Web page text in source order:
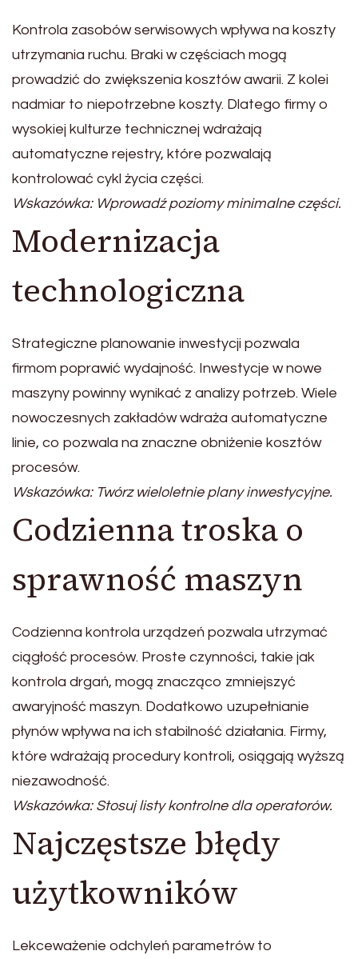
Kontrola zasobów serwisowych wpływa na koszty
utrzymania ruchu. Braki w częściach mogą
prowadzić do zwiększenia kosztów awarii. Z kolei
nadmiar to niepotrzebne koszty. Dlatego firmy o
wysokiej kulturze technicznej wdrażają
automatyczne rejestry, które pozwalają
kontrolować cykl życia części.
Wskazówka: Wprowadź poziomy minimalne części.
Modernizacja
technologiczna
Strategiczne planowanie inwestycji pozwala
firmom poprawić wydajność. Inwestycje w nowe
maszyny powinny wynikać z analizy potrzeb. Wiele
nowoczesnych zakładów wdraża automatyczne
linie, co pozwala na znaczne obniżenie kosztów
procesów.
Wskazówka: Twórz wieloletnie plany inwestycyjne.
Codzienna troska o
sprawność maszyn
Codzienna kontrola urządzeń pozwala utrzymać
ciągłość procesów. Proste czynności, takie jak
kontrola drgań, mogą znacząco zmniejszyć
awaryjność maszyn. Dodatkowo uzupełnianie
płynów wpływa na ich stabilność działania. Firmy,
które wdrażają procedury kontroli, osiągają wyższą
niezawodność.
Wskazówka: Stosuj listy kontrolne dla operatorów.
Najczęstsze błędy
użytkowników
Lekceważenie odchyleń parametrów to